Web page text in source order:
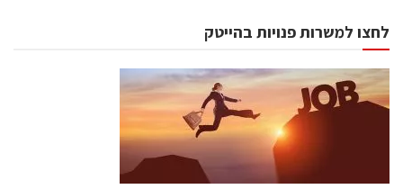
לחצו למשרות פנויות בהייטק